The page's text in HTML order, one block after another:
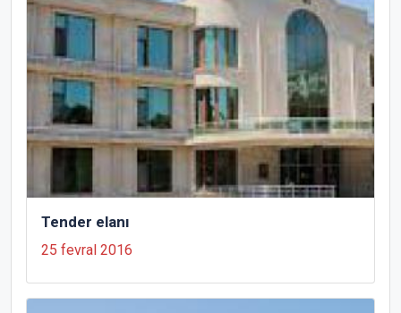
Tender elanı
25 fevral 2016